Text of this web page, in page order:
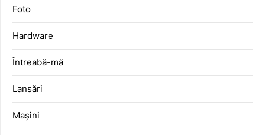
Foto
Hardware
Întreabă-mă
Lansări
Mașini